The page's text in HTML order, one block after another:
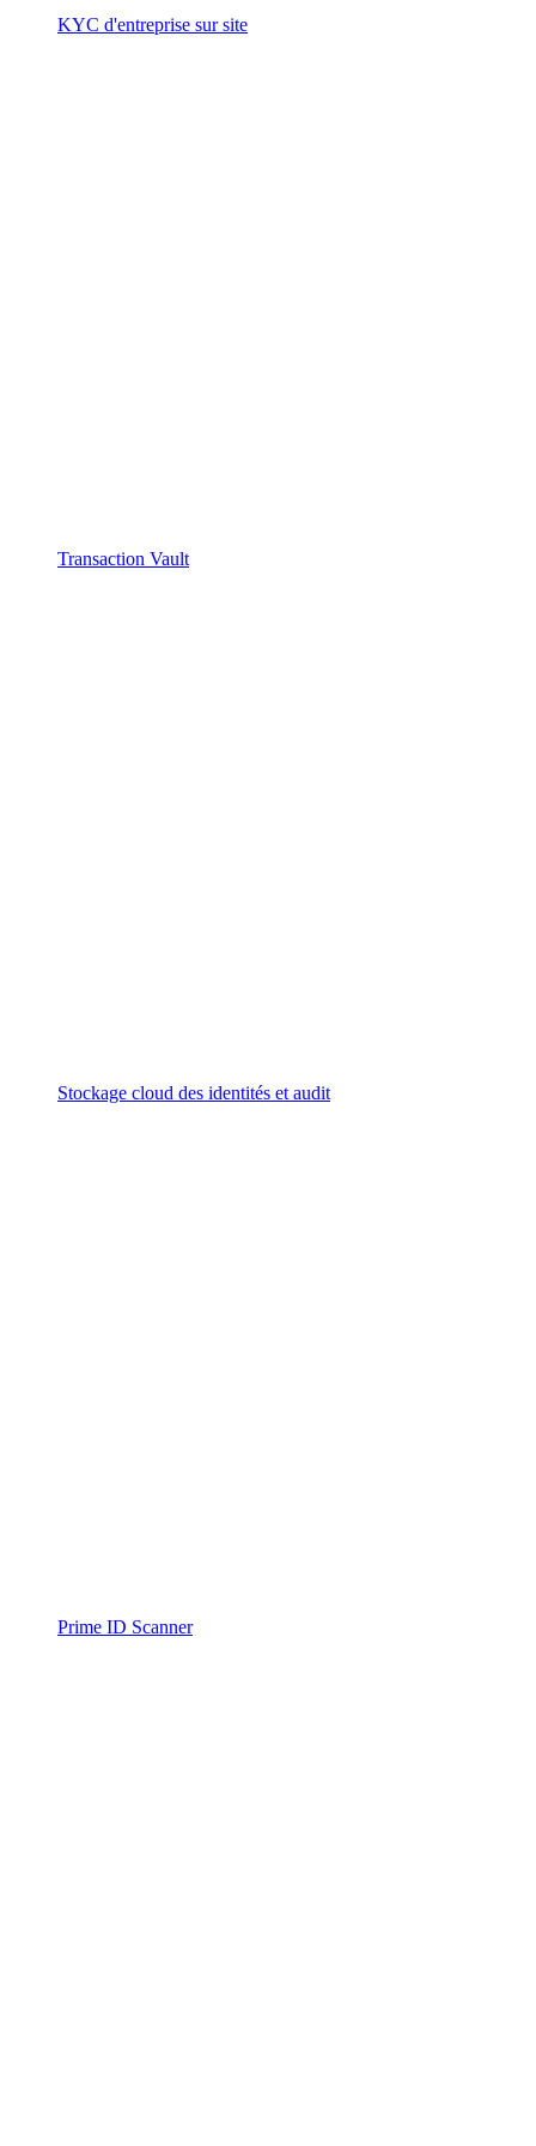
KYC d'entreprise sur site
Transaction Vault
Stockage cloud des identités et audit
Prime ID Scanner